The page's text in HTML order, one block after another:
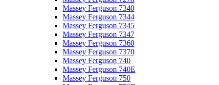
Massey Ferguson 7340
Massey Ferguson 7344
Massey Ferguson 7345
Massey Ferguson 7347
Massey Ferguson 7360
Massey Ferguson 7370
Massey Ferguson 740
Massey Ferguson 740E
Massey Ferguson 750